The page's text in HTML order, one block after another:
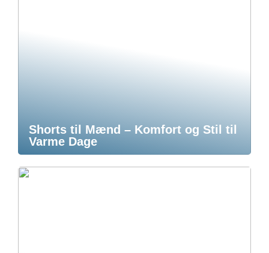
Shorts til Mænd – Komfort og Stil til
Varme Dage